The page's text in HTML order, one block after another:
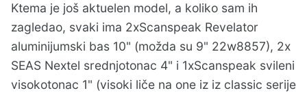
Ktema je još aktuelen model, a koliko sam ih
zagledao, svaki ima 2xScanspeak Revelator
aluminijumski bas 10" (možda su 9" 22w8857), 2x
SEAS Nextel srednjotonac 4" i 1xScanspeak svileni
visokotonac 1" (visoki liče na one iz iz classic serije